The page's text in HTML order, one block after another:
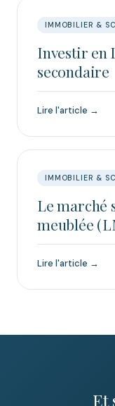
IMMOBILIER &
Investir en
secondaire
Lire l'article →
IMMOBILIER &
Le marché
meublée
Lire l'article →
Et